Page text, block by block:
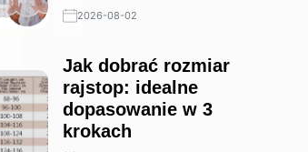
2026-08-02
Jak dobrać rozmiar
rajstop: idealne
dopasowanie w 3
krokach